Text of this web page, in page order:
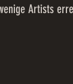
Artists